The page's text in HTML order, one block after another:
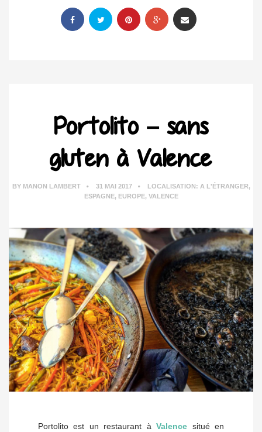
Portolito – sans
gluten à Valence
BY MANON LAMBERT 31 MAI 2017 LOCALISATION: A L'ÉTRANGER,
ESPAGNE, EUROPE, VALENCE
Portolito est un restaurant àValence situé en